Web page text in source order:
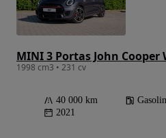
MINI 3 Portas John Cooper
1998 cm3 • 231 cv
40 000 km
2021